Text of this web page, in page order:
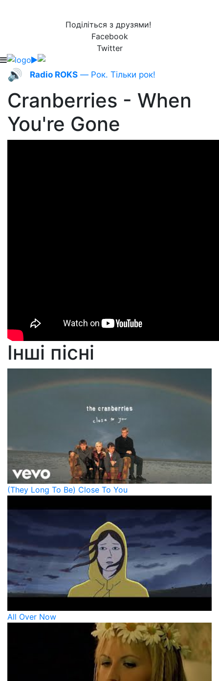
Поділіться з друзями!
Facebook
Twitter
🔊 Radio ROKS — Рок. Тільки рок!
Cranberries - When
You're Gone
Інші пісні
(They Long To Be) Close To You
All Over Now